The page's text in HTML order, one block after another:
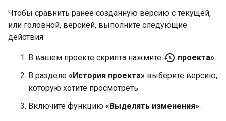
Чтобы сравнить ранее созданную версию с текущей,
или головной, версией, выполните следующие
действия:
В вашем проекте скрипта нажмите history проекта» .
В разделе «История проекта» выберите версию,
которую хотите просмотреть.
Включите функцию «Выделять изменения» .